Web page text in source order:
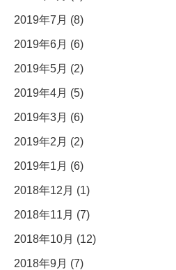
2019年7月 (8)
2019年6月 (6)
2019年5月 (2)
2019年4月 (5)
2019年3月 (6)
2019年2月 (2)
2019年1月 (6)
2018年12月 (1)
2018年11月 (7)
2018年10月 (12)
2018年9月 (7)